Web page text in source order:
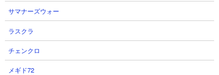
● ネコブリンキーCCの本能の優先順位は？
● ネコブリンキーCCには本能玉何つける？
● ネコブリンキーCCの解説動画や活用シーン
戦争 パックマンコラボ
２．ネコブリンキー 防御最強の攻撃無効をゲットした安価キャ
サマナーズウォー
ラスクラ
チェンクロ
メギド72